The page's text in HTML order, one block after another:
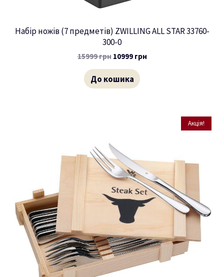
Набір ножів (7 предметів) ZWILLING ALL STAR 33760-
300-0
15999грн 10999 грн
До кошика
Акція!